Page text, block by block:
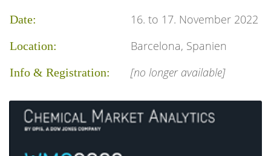
Date: 16. to 17. November 2022
Location: Barcelona, Spanien
Info & Registration: [no longer available]